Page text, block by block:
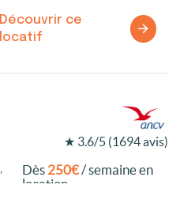
Découvrir ce
locatif
★ 3.6/5 (1694 avis)
Dès 250€/ semaine en
location